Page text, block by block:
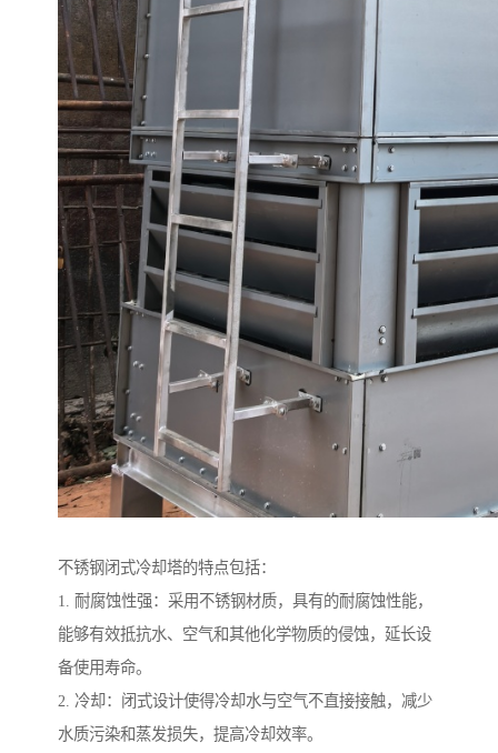
不锈钢闭式冷却塔的特点包括：
1. 耐腐蚀性强：采用不锈钢材质，具有的耐腐蚀性能，
能够有效抵抗水、空气和其他化学物质的侵蚀，延长设
备使用寿命。
2. 冷却：闭式设计使得冷却水与空气不直接接触，减少
水质污染和蒸发损失，提高冷却效率。